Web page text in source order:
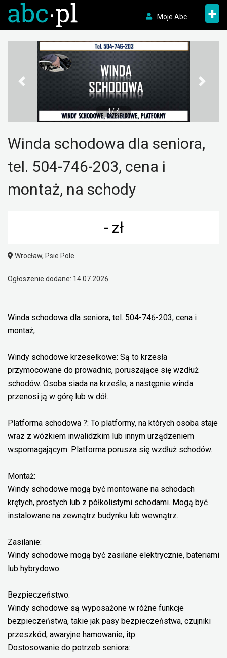
Moje Abc +
1/ 4
Winda schodowa dla seniora,
tel. 504-746-203, cena i
montaż, na schody
- zł
Wrocław, Psie Pole
Ogłoszenie dodane: 14.07.2026
Winda schodowa dla seniora, tel. 504-746-203, cena i
montaż,
Windy schodowe krzesełkowe: Są to krzesła
przymocowane do prowadnic, poruszające się wzdłuż
schodów. Osoba siada na krześle, a następnie winda
przenosi ją w górę lub w dół.
Platforma schodowa ?: To platformy, na których osoba staje
wraz z wózkiem inwalidzkim lub innym urządzeniem
wspomagającym. Platforma porusza się wzdłuż schodów.
Montaż:
Windy schodowe mogą być montowane na schodach
krętych, prostych lub z półkolistymi schodami. Mogą być
instalowane na zewnątrz budynku lub wewnątrz.
Zasilanie:
Windy schodowe mogą być zasilane elektrycznie, bateriami
lub hybrydowo.
Bezpieczeństwo:
Windy schodowe są wyposażone w różne funkcje
bezpieczeństwa, takie jak pasy bezpieczeństwa, czujniki
przeszkód, awaryjne hamowanie, itp.
Dostosowanie do potrzeb seniora: